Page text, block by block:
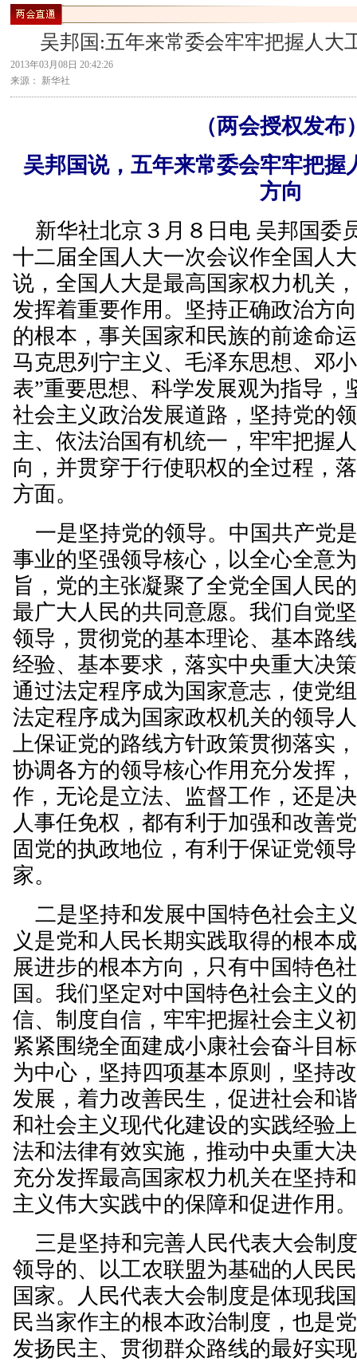
吴邦国:五年来常委会牢牢把握人大
2013年03月08日 20:42:26
来源： 新华社
（两会授权发布
吴邦国说，五年来常委会牢牢把握
方向
新华社北京３月８日电 吴邦国委
十二届全国人大一次会议作全国人
说，全国人大是最高国家权力机关
发挥着重要作用。坚持正确政治方
的根本，事关国家和民族的前途命
马克思列宁主义、毛泽东思想、邓
表”重要思想、科学发展观为指导，
社会主义政治发展道路，坚持党的
主、依法治国有机统一，牢牢把握
向，并贯穿于行使职权的全过程，
方面。
一是坚持党的领导。中国共产党
事业的坚强领导核心，以全心全意
旨，党的主张凝聚了全党全国人民
最广大人民的共同意愿。我们自觉
领导，贯彻党的基本理论、基本路
经验、基本要求，落实中央重大决
通过法定程序成为国家意志，使党
法定程序成为国家政权机关的领导
上保证党的路线方针政策贯彻落实
协调各方的领导核心作用充分发挥
作，无论是立法、监督工作，还是
人事任免权，都有利于加强和改善
固党的执政地位，有利于保证党领
家。
二是坚持和发展中国特色社会主
义是党和人民长期实践取得的根本
展进步的根本方向，只有中国特色
国。我们坚定对中国特色社会主义
信、制度自信，牢牢把握社会主义
紧紧围绕全面建成小康社会奋斗目
为中心，坚持四项基本原则，坚持
发展，着力改善民生，促进社会和
和社会主义现代化建设的实践经验
法和法律有效实施，推动中央重大
充分发挥最高国家权力机关在坚持
主义伟大实践中的保障和促进作用。
三是坚持和完善人民代表大会制
领导的、以工农联盟为基础的人民
国家。人民代表大会制度是体现我
民当家作主的根本政治制度，也是
发扬民主、贯彻群众路线的最好实